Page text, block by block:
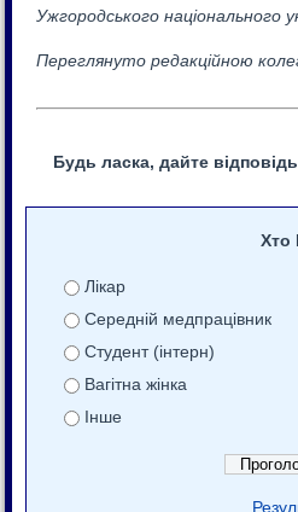
Ужгородського національного
Переглянуто редакційною
Будь ласка, дайте
Хто
Лікар
Середній медпрацівник
Студент (інтерн)
Вагітна жінка
Інше